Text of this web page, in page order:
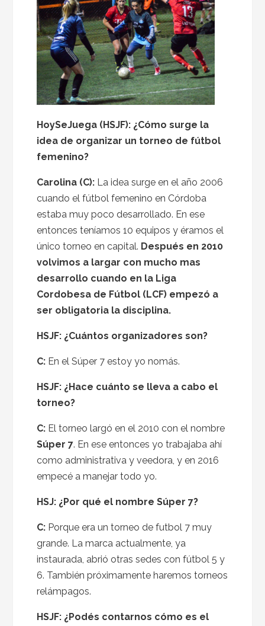
HoySeJuega (HSJF): ¿Cómo surge la
idea de organizar un torneo de fútbol
femenino?
Carolina (C): La idea surge en el año 2006
cuando el fútbol femenino en Córdoba
estaba muy poco desarrollado. En ese
entonces teníamos 10 equipos y éramos el
único torneo en capital. Después en 2010
volvimos a largar con mucho mas
desarrollo cuando en la Liga
Cordobesa de Fútbol (LCF) empezó a
ser obligatoria la disciplina.
HSJF: ¿Cuántos organizadores son?
C: En el Súper 7 estoy yo nomás.
HSJF: ¿Hace cuánto se lleva a cabo el
torneo?
C: El torneo largó en el 2010 con el nombre
Súper 7. En ese entonces yo trabajaba ahí
como administrativa y veedora, y en 2016
empecé a manejar todo yo.
HSJ: ¿Por qué el nombre Súper 7?
C: Porque era un torneo de futbol 7 muy
grande. La marca actualmente, ya
instaurada, abrió otras sedes con fútbol 5 y
6. También próximamente haremos torneos
relámpagos.
HSJF: ¿Podés contarnos cómo es el